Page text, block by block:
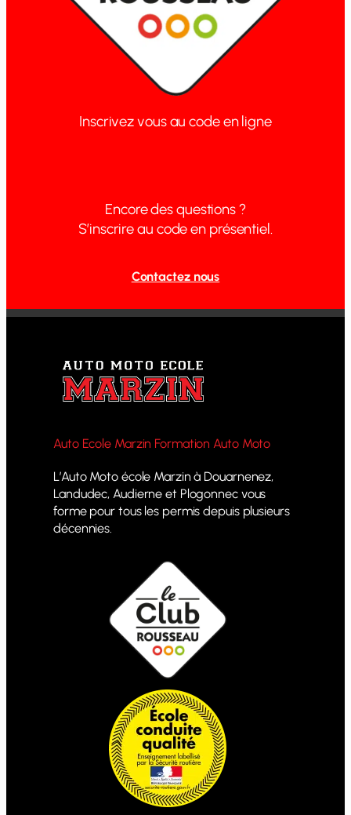
Inscrivez vous au code en ligne
Encore des questions ?
S’inscrire au code en présentiel.
Contactez nous
Auto Ecole Marzin Formation Auto Moto
L’Auto Moto école Marzin à Douarnenez,
Landudec, Audierne et Plogonnec vous
forme pour tous les permis depuis plusieurs
décennies.